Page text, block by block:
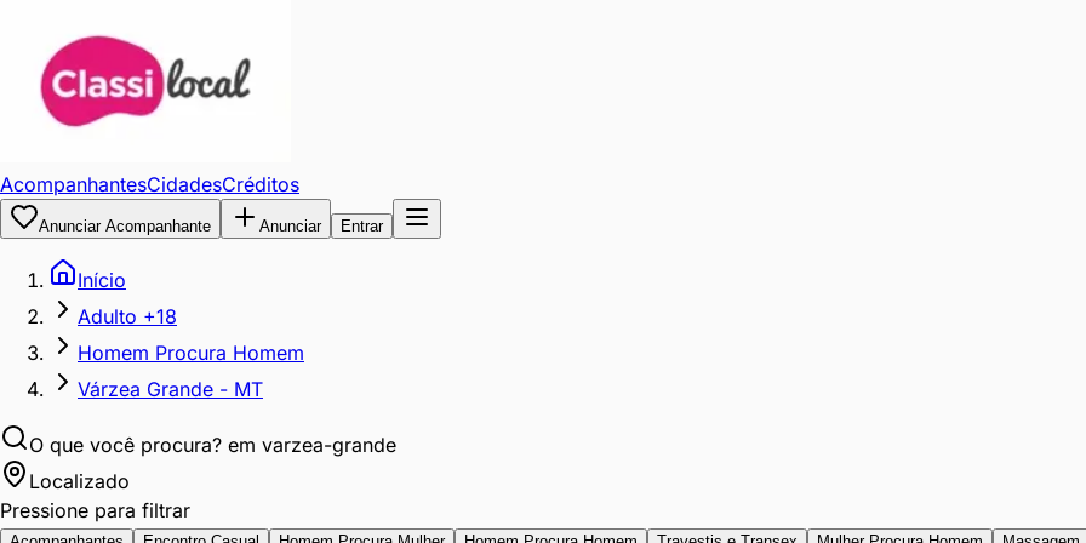
AcompanhantesCidadesCréditos
Anunciar Acompanhante Anunciar Entrar
Início
Adulto +18
Homem Procura Homem
Várzea Grande - MT
O que você procura? em varzea-grande
Localizado
Pressione para filtrar